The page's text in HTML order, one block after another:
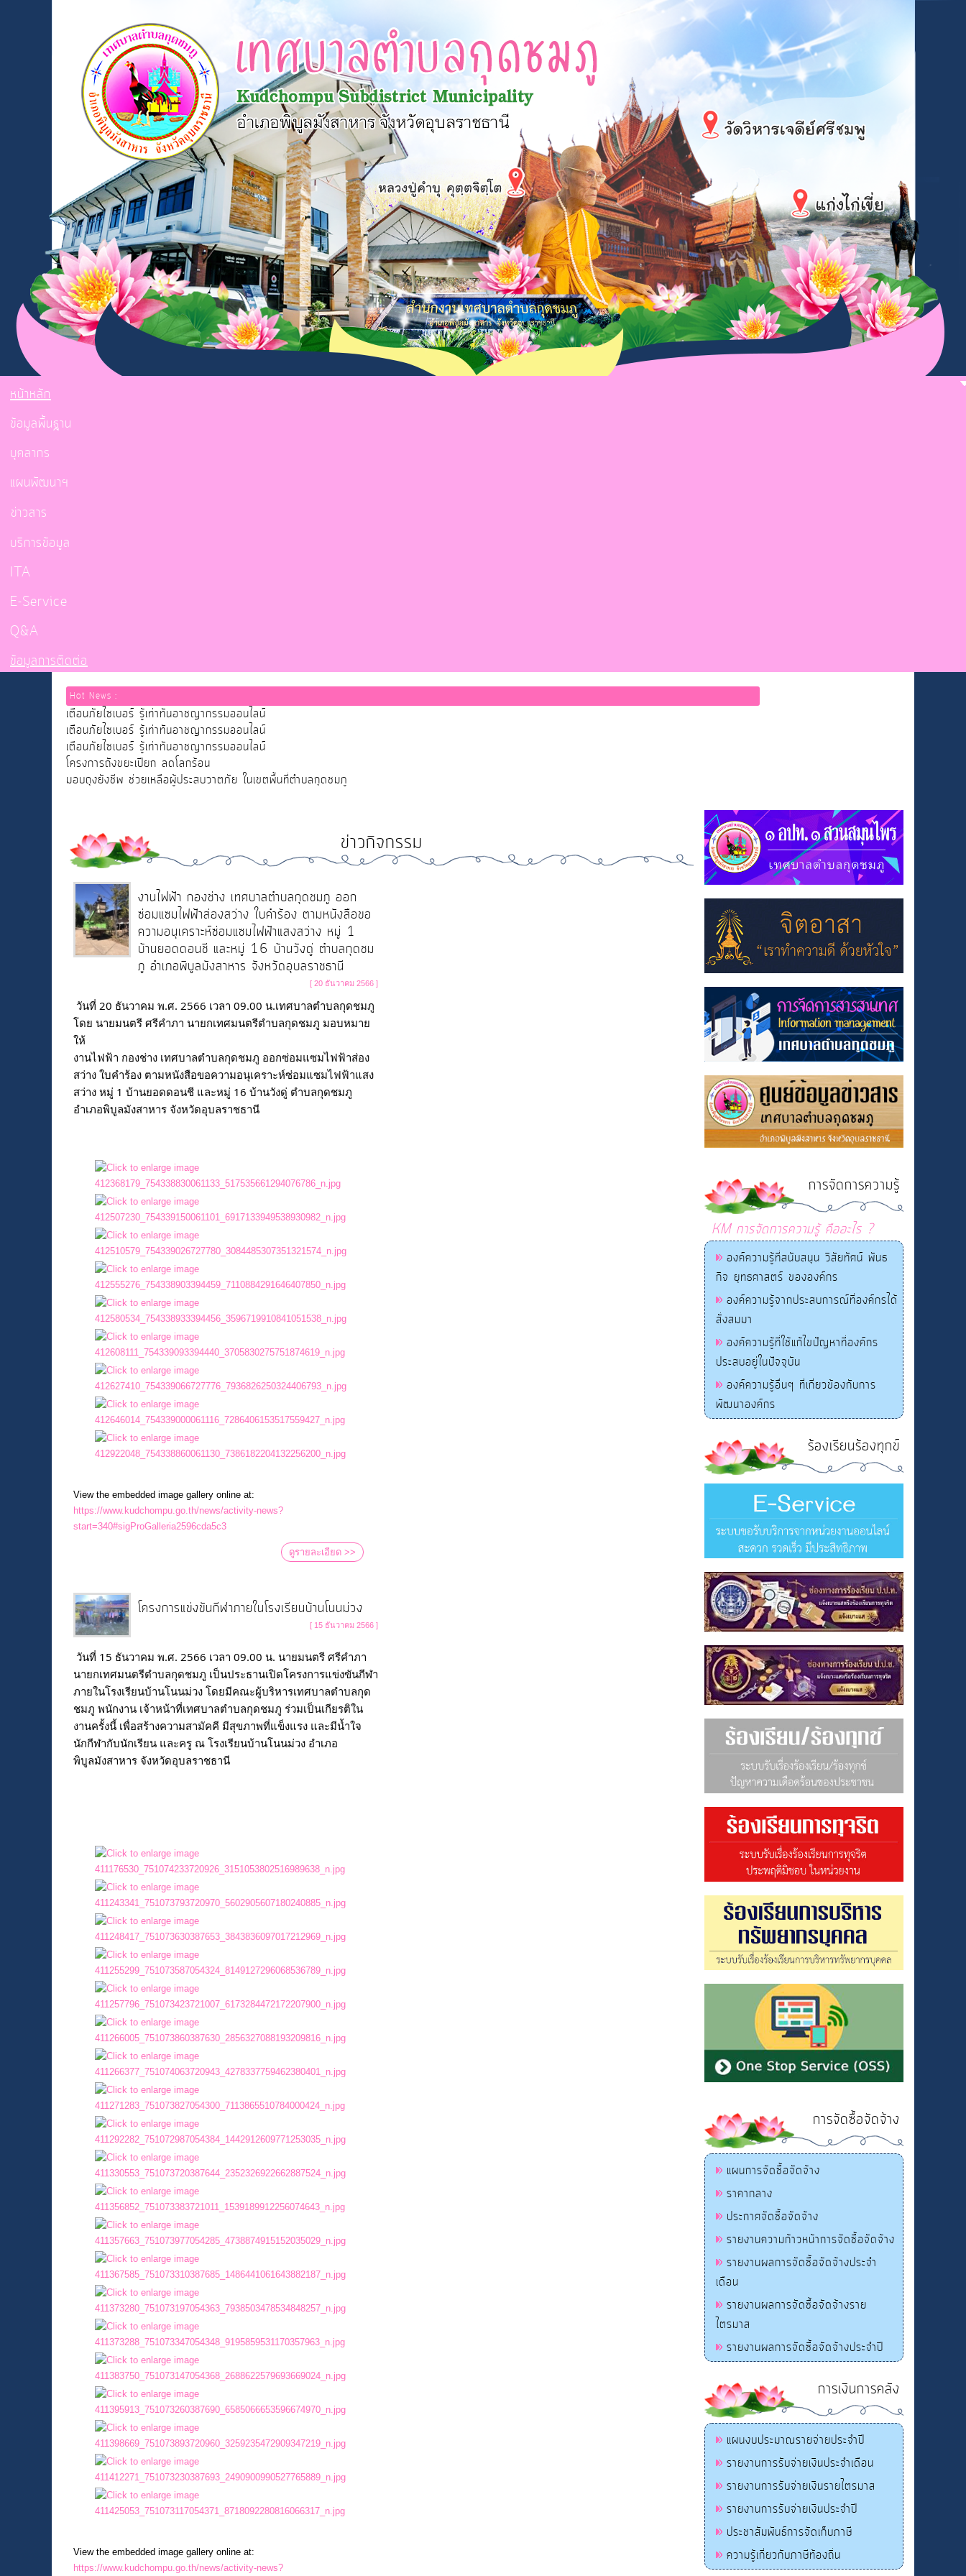
หน้าหลัก
ข้อมูลพื้นฐาน
บุคลากร
แผนพัฒนาฯ
ข่าวสาร
บริการข้อมูล
ITA
E-Service
Q&A
ข้อมูลการติดต่อ
Hot News :
เตือนภัยไซเบอร์ รู้เท่าทันอาชญากรรมออนไลน์
เตือนภัยไซเบอร์ รู้เท่าทันอาชญากรรมออนไลน์
เตือนภัยไซเบอร์ รู้เท่าทันอาชญากรรมออนไลน์
โครงการถังขยะเปียก ลดโลกร้อน
มอบถุงยังชีพ ช่วยเหลือผู้ประสบวาตภัย ในเขตพื้นที่ตำบลกุดชมภู
ข่าวกิจกรรม
งานไฟฟ้า กองช่าง เทศบาลตำบลกุดชมภู ออก
ซ่อมแซมไฟฟ้าส่องสว่าง ใบคำร้อง ตามหนังสือขอ
ความอนุเคราะห์ซ่อมแซมไฟฟ้าแสงสว่าง หมู่ 1
บ้านยอดดอนชี และหมู่ 16 บ้านวังดู่ ตำบลกุดชม
ภู อำเภอพิบูลมังสาหาร จังหวัดอุบลราชธานี
[ 20 ธันวาคม 2566 ]
วันที่ 20 ธันวาคม พ.ศ. 2566 เวลา 09.00 น.เทศบาลตำบลกุดชมภู
โดย นายมนตรี ศรีคำภา นายกเทศมนตรีตำบลกุดชมภู มอบหมาย
ให้
งานไฟฟ้า กองช่าง เทศบาลตำบลกุดชมภู ออกซ่อมแซมไฟฟ้าส่อง
สว่าง ใบคำร้อง ตามหนังสือขอความอนุเคราะห์ซ่อมแซมไฟฟ้าแสง
สว่าง หมู่ 1 บ้านยอดดอนชี และหมู่ 16 บ้านวังดู่ ตำบลกุดชมภู
อำเภอพิบูลมังสาหาร จังหวัดอุบลราชธานี
View the embedded image gallery online at:
https://www.kudchompu.go.th/news/activity-news?
start=340#sigProGalleria2596cda5c3
ดูรายละเอียด >>
โครงการแข่งขันกีฬาภายในโรงเรียนบ้านโนนม่วง
[ 15 ธันวาคม 2566 ]
วันที่ 15 ธันวาคม พ.ศ. 2566 เวลา 09.00 น. นายมนตรี ศรีคำภา
นายกเทศมนตรีตำบลกุดชมภู เป็นประธานเปิดโครงการแข่งขันกีฬา
ภายในโรงเรียนบ้านโนนม่วง โดยมีคณะผู้บริหารเทศบาลตำบลกุด
ชมภู พนักงาน เจ้าหน้าที่เทศบาลตำบลกุดชมภู ร่วมเป็นเกียรติใน
งานครั้งนี้ เพื่อสร้างความสามัคคี มีสุขภาพที่แข็งแรง และมีน้ำใจ
นักกีฬากับนักเรียน และครู ณ โรงเรียนบ้านโนนม่วง อำเภอ
พิบูลมังสาหาร จังหวัดอุบลราชธานี
View the embedded image gallery online at:
https://www.kudchompu.go.th/news/activity-news?
การจัดการความรู้
KM การจัดการความรู้ คืออะไร ?
องค์ความรู้ที่สนับสนุน วิสัยทัศน์ พันธ
กิจ ยุทธศาสตร์ ขององค์กร
องค์ความรู้จากประสบการณ์ที่องค์กรได้
สั่งสมมา
องค์ความรู้ที่ใช้แก้ไขปัญหาที่องค์กร
ประสบอยู่ในปัจจุบัน
องค์ความรู้อื่นๆ ที่เกี่ยวข้องกับการ
พัฒนาองค์กร
ร้องเรียนร้องทุกข์
การจัดซื้อจัดจ้าง
แผนการจัดซื้อจัดจ้าง
ราคากลาง
ประกาศจัดซื้อจัดจ้าง
รายงานความก้าวหน้าการจัดซื้อจัดจ้าง
รายงานผลการจัดซื้อจัดจ้างประจำ
เดือน
รายงานผลการจัดซื้อจัดจ้างราย
ไตรมาส
รายงานผลการจัดซื้อจัดจ้างประจำปี
การเงินการคลัง
แผนงบประมาณรายจ่ายประจำปี
รายงานการรับจ่ายเงินประจำเดือน
รายงานการรับจ่ายเงินรายไตรมาส
รายงานการรับจ่ายเงินประจำปี
ประชาสัมพันธ์การจัดเก็บภาษี
ความรู้เกี่ยวกับภาษีท้องถิ่น